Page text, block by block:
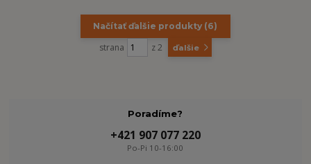
Načítať ďalšie produkty (6)
strana z 2 ďalšie
Poradíme?
+421 907 077 220
Po-Pi 10-16:00